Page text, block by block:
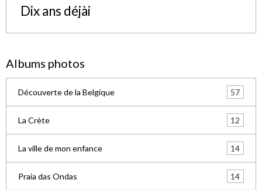
Dix ans déjài
Albums photos
Découverte de la Belgique 57
La Crète 12
La ville de mon enfance 14
Praia das Ondas 14